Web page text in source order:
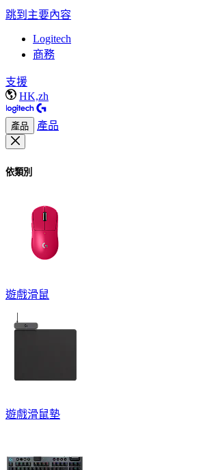
跳到主要內容
Logitech
商務
支援
HK,zh
產品 產品
依類別
遊戲滑鼠
遊戲滑鼠墊